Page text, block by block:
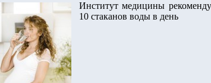
Институт медицины
10 стаканов воды в день